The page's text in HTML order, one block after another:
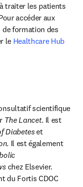
traiter les patients
accéder aux
formation des
le Healthcare Hub
scientifique
The Lancet. Il est
Diabetes et
Il est également
chez Elsevier.
du Fortis CDOC